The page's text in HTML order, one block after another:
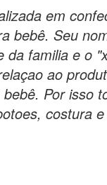
em
bebê. Seu
da familia e o
ao
Por isso
costura